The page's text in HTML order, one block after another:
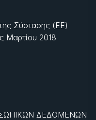
της Σύστασης (ΕΕ)
Μαρτίου 2018
ΔΕΔΟΜΕΝΩΝ